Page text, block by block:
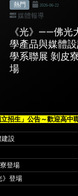
熱門 2026-06-22
媒體報導
《光》——佛光
學產品與媒體
學系聯展 剝皮
場
招生」公告～歡迎高中
設
登場
》登場